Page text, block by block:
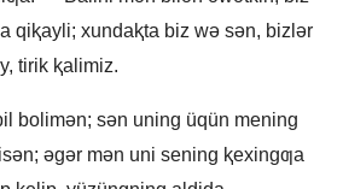
qiⱪayli; xundaⱪta biz wǝ sǝn, bizlǝr
tirik ⱪalimiz.
bolimǝn; sǝn uning üqün mening
ǝgǝr mǝn uni sening ⱪexingƣa